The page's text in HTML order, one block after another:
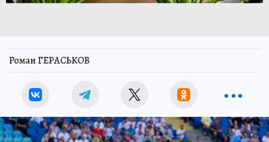
Роман ГЕРАСЬКОВ